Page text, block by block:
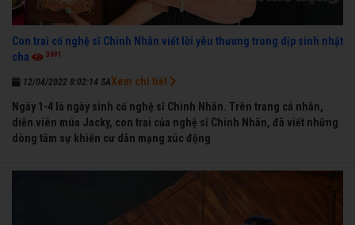
Con trai cố nghệ sĩ Chinh Nhân viết lời yêu thương trong dịp sinh nhật
cha
3691
12/04/2022 8:02:14 SA
Ngày 1-4 là ngày sinh cố nghệ sĩ Chinh Nhân. Trên trang cá nhân,
diễn viên múa Jacky, con trai của nghệ sĩ Chinh Nhân, đã viết những
dòng tâm sự khiến cư dân mạng xúc động
Xem chi tiết